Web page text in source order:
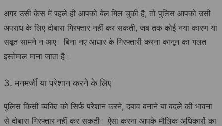
अगर उसी केस में पहले ही आपको बेल मिल चुकी है, तो पुलिस आपको उसी
अपराध के लिए दोबारा गिरफ्तार नहीं कर सकती, जब तक कोई नया कारण या
सबूत सामने न आए। बिना नए आधार के गिरफ्तारी करना कानून का गलत
इस्तेमाल माना जाता है।
3. मनमर्जी या परेशान करने के लिए
पुलिस किसी व्यक्ति को सिर्फ परेशान करने, दबाव बनाने या बदले की भावना
से दोबारा गिरफ्तार नहीं कर सकती। ऐसा करना आपके मौलिक अधिकारों का